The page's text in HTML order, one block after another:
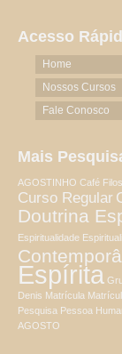
Acesso
Home
Nossos Cursos
Fale Conosco
Mais
AGOSTINHO Café
Curso Regular
Doutrina
Espiritualidade
Espírita
Denis Matrícula
Pesquisa Pessoa
AGOSTO